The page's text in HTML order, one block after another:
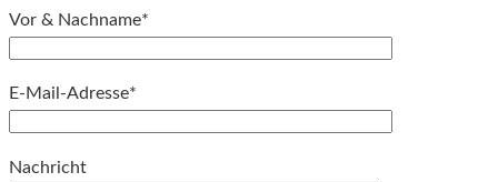
Vor & Nachname*
E-Mail-Adresse*
Nachricht